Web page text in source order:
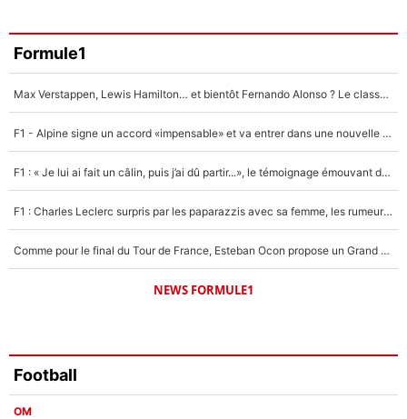
Faris Moumbagna
4%
Un autre joueur
5%
Formule1
Max Verstappen, Lewis Hamilton… et bientôt Fernando Alonso ? Le classement des pilotes les mieux payés en Formule 1 risque de changer !
F1 - Alpine signe un accord «impensable» et va entrer dans une nouvelle dimension : Grande nouvelle pour Pierre Gasly !
F1 : « Je lui ai fait un câlin, puis j’ai dû partir...», le témoignage émouvant de Max Verstappen sur sa fille
F1 : Charles Leclerc surpris par les paparazzis avec sa femme, les rumeurs étaient vraies !
Comme pour le final du Tour de France, Esteban Ocon propose un Grand Prix de Formule 1 à Paris : «Autour de l’Arc de Triomphe, ce serait génial» !
NEWS FORMULE1
Football
OM